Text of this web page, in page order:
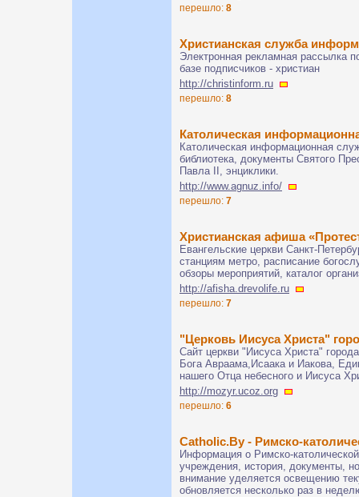
перешло: 8
Христианская служба
Электронная рекламная рассылка
базе подписчиков - христиан
http://christinform.ru
перешло: 8
Католическая
Католическая информационная
библиотека, документы Святого
Павла II, энциклики.
http://www.agnuz.info/
перешло: 7
Христианская афиша
Евангельские церкви Санкт-
станциям метро, расписание
обзоры мероприятий, каталог
http://afisha.drevolife.ru
перешло: 7
"Церковь Иисуса Христа"
Сайт церкви "Иисуса Христа"
Бога Авраама,Исаака и Иакова,
нашего Отца небесного и Иисуса
http://mozyr.ucoz.org
перешло: 6
Catholic.By - Римско-
Информация о Римско-
учреждения, история, документы,
внимание уделяется освещению
обновляется несколько раз в